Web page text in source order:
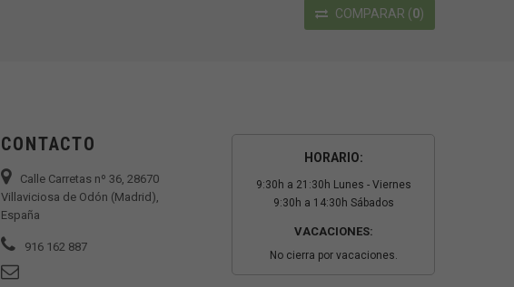
COMPARAR (0)
CONTACTO
Calle Carretas nº 36, 28670
Villaviciosa de Odón (Madrid),
España
916 162 887
HORARIO:
9:30h a 21:30h Lunes - Viernes
9:30h a 14:30h Sábados
VACACIONES:
No cierra por vacaciones.